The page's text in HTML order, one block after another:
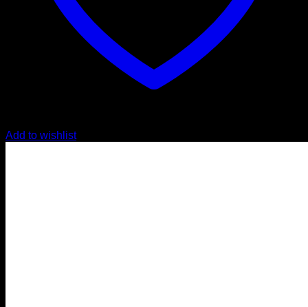
Add to wishlist